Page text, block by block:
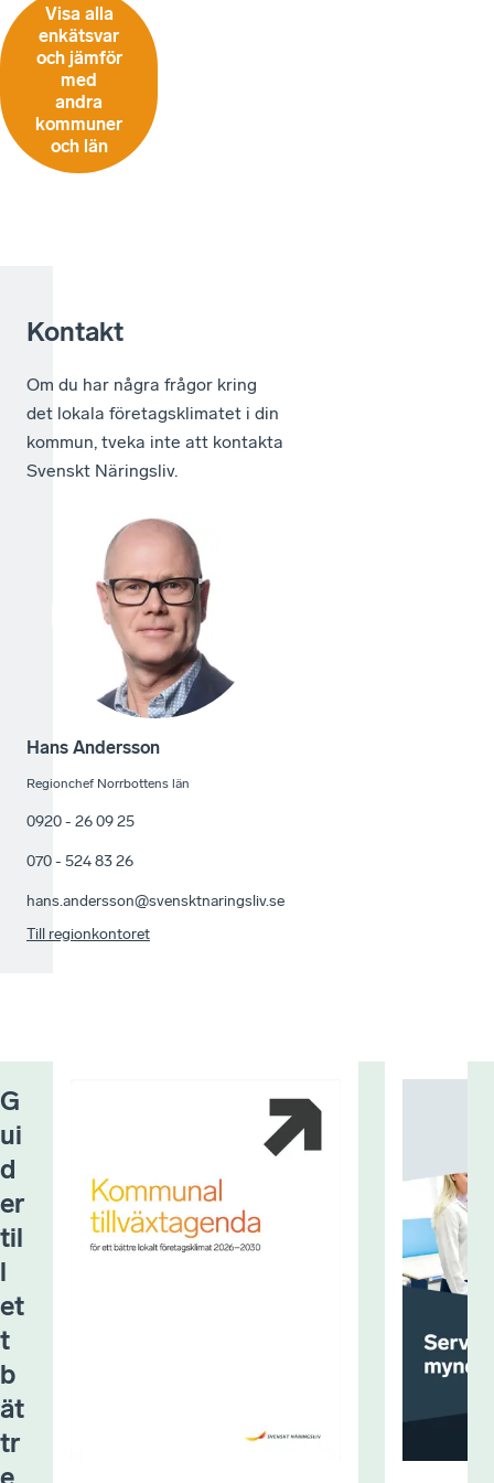
Visa alla
enkätsvar
och jämför
med
andra
kommuner
och län
Kontakt
Om du har några frågor kring
det lokala företagsklimatet i din
kommun, tveka inte att kontakta
Svenskt Näringsliv.
Hans Andersson
Regionchef Norrbottens län
0920 - 26 09 25
070 - 524 83 26
hans.andersson@svensktnaringsliv.se
Till regionkontoret
G
ui
d
er
til
l
et
t
b
ät
tr